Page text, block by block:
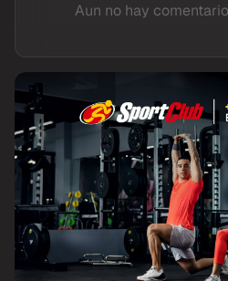
Aun no hay